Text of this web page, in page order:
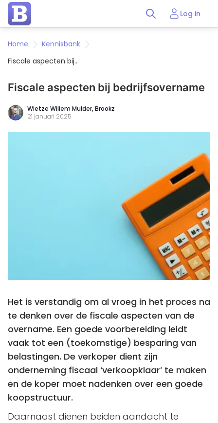
Log in
Home
Kennisbank
Fiscale aspecten bij
Fiscale aspecten bij bedrijfsovername
Wietze Willem Mulder, Brookz
21 januari 2025
Het is verstandig om al vroeg in het proces na
te denken over de fiscale aspecten van de
overname. Een goede voorbereiding leidt
vaak tot een (toekomstige) besparing van
belastingen. De verkoper dient zijn
onderneming fiscaal ‘verkoopklaar’ te maken
en de koper moet nadenken over een goede
koopstructuur.
Daarnaast dienen beiden aandacht te